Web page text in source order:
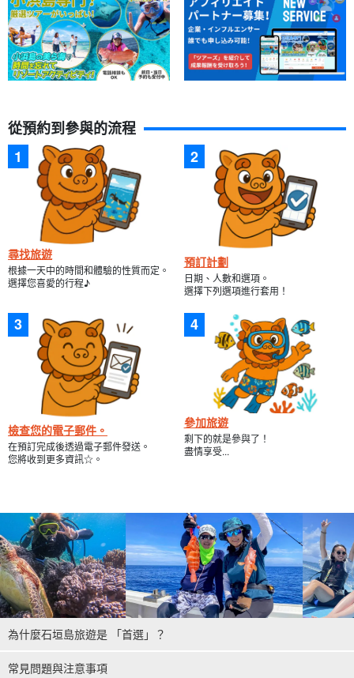
從預約到參與的流程
尋找旅遊
根據一天中的時間和體驗的性質而定。
選擇您喜愛的行程♪
預訂計劃
日期、人數和選項。
選擇下列選項進行套用！
檢查您的電子郵件。
在預訂完成後透過電子郵件發送。
您將收到更多資訊☆。
參加旅遊
剩下的就是參與了！
盡情享受...
為什麼石垣島旅遊是 「首選」？
常見問題與注意事項